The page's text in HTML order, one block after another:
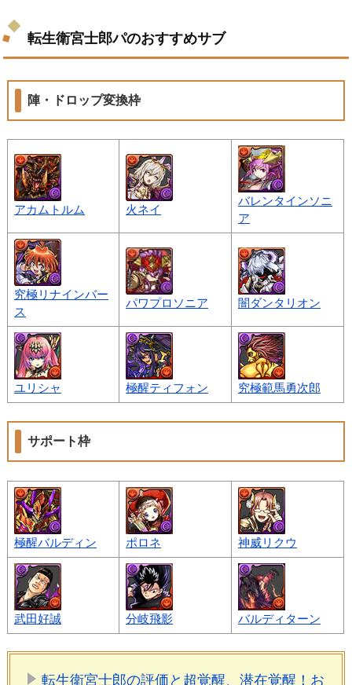
転生衛宮士郎パのおすすめサブ
陣・ドロップ変換枠
アカムトルム 火ネイ
バレンタインソニ
ア
究極リナインバー
ス
パワプロソニア 闇ダンタリオン
ユリシャ 極醒ティフォン 究極範馬勇次郎
サポート枠
極醒バルディン ポロネ 神威リクウ
武田好誠 分岐飛影 バルディターン
転生衛宮士郎の評価と超覚醒、潜在覚醒！お